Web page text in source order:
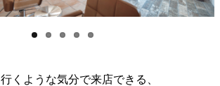
くような気分で来店できる、